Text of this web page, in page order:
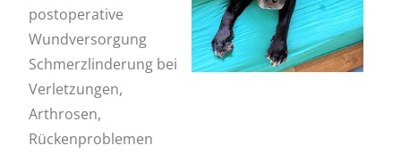
postoperative
Wundversorgung
Schmerzlinderung bei
Verletzungen,
Arthrosen,
Rückenproblemen